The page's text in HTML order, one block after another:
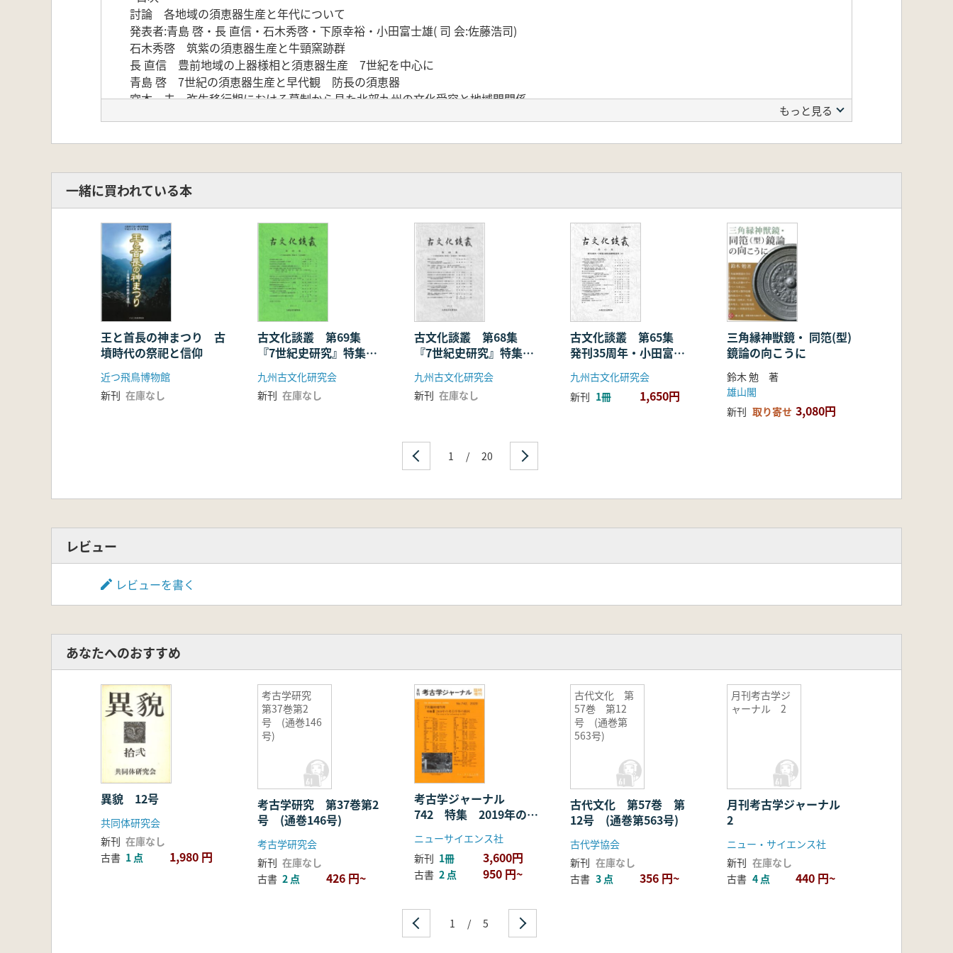
討論 各地域の須恵器生産と年代について
発表者:青島 啓・長 直信・石木秀啓・下原幸裕・小田富士雄( 司 会:佐藤浩司)
石木秀啓 筑紫の須恵器生産と牛頸窯跡群
長 直信 豊前地域の上器様相と須恵器生産 7世紀を中心に
青島 啓 7世紀の須恵器生産と早代観 防長の須恵器
宮本一夫 弥生移行期における墓制から見た北部九州の文化受容と地域間関係
大形奏棺窯の構造分析試論 羅州五良洞窯跡を中心に
小田富士雄 岩瀬正信氏の遺物復原記について
もっと見る
一緒に買われている本
王と首長の神まつり 古
墳時代の祭祀と信仰
近つ飛鳥博物館
新刊 在庫なし
古文化談叢 第69集
『7世紀史研究』特集
3 古代道路
九州古文化研究会
新刊 在庫なし
古文化談叢 第68集
『7世紀史研究』特集
2 各地域の一般の集落
九州古文化研究会
新刊 在庫なし
古文化談叢 第65集
発刊35周年・小田富士
雄先生喜寿記念号4
九州古文化研究会
新刊 1冊 1,650円
三角縁神獣鏡・ 同笵(型)
鏡論の向こうに
鈴木 勉 著
雄山閣
新刊 取り寄せ 3,080円
1 / 20
レビュー
レビューを書く
あなたへのおすすめ
異貌 12号
共同体研究会
新刊 在庫なし
古書 1 点 1,980 円
考古学研究
第37巻第2
号 (通巻146
号)
考古学研究 第37巻第2
号 (通巻146号)
考古学研究会
新刊 在庫なし
古書 2 点 426 円~
考古学ジャーナル
742 特集 2019年の考
ニューサイエンス社
新刊 1冊 3,600円
古書 2 点 950 円~
古代文化 第
57巻 第12
号 (通巻第
563号)
古代文化 第57巻 第
12号 (通巻第563号)
古代学協会
新刊 在庫なし
古書 3 点 356 円~
月刊考古学ジ
ャーナル 2
月刊考古学ジャーナル
2
ニュー・サイエンス社
新刊 在庫なし
古書 4 点 440 円~
1 / 5